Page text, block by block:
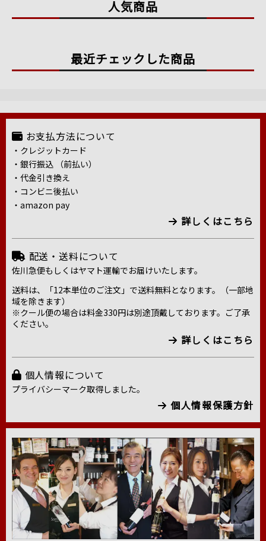
人気商品
最近チェックした商品
お支払方法について
・クレジットカード
・銀行振込 （前払い）
・代金引き換え
・コンビニ後払い
・amazon pay
詳しくはこちら
配送・送料について
佐川急便もしくはヤマト運輸でお届けいたします。
送料は、「12本単位のご注文」で送料無料となります。（一部地
域を除きます）
※クール便の場合は料金330円は別途頂戴しております。ご了承
ください。
詳しくはこちら
個人情報について
プライバシーマーク取得しました。
個人情報保護方針